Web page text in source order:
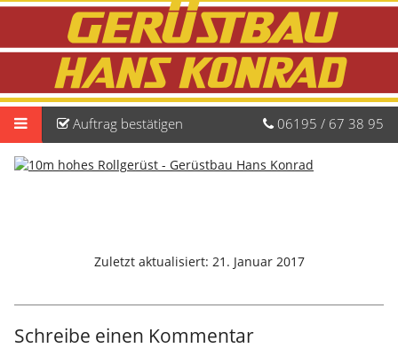
Auftrag bestätigen 06195 / 67 38 95
Zuletzt aktualisiert: 21. Januar 2017
Schreibe einen Kommentar